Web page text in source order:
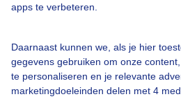
apps te verbeteren.
Daarnaast kunnen we, als je hier
gegevens gebruiken om onze
te personaliseren en je relevante
marketingdoeleinden delen met 4